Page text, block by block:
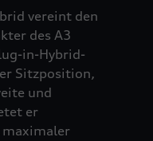
vereint den
des A3
in-Hybrid-
Sitzposition,
und
er